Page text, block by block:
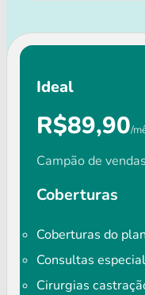
Ideal
R$89,90/
Campão de
Coberturas
Coberturas do
Consultas
Cirurgias